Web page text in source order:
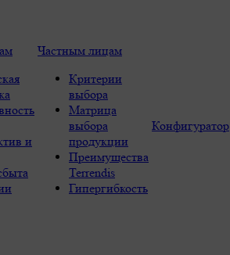
и
Частным лицам
Критерии
выбора
Матрица
выбора
продукции
Преимущества
Terrendis
Гипергибкость
Конфигуратор